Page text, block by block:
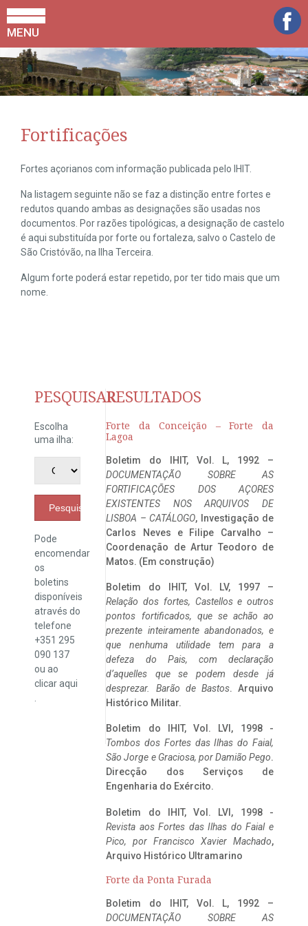
MENU
Fortificações
Fortes açorianos com informação publicada pelo IHIT.
Na listagem seguinte não se faz a distinção entre fortes e
redutos quando ambas as designações são usadas nos
documentos. Por razões tipológicas, a designação de castelo
é aqui substituída por forte ou fortaleza, salvo o Castelo de
São Cristóvão, na Ilha Terceira.
Algum forte poderá estar repetido, por ter tido mais que um
nome.
PESQUISAR
Escolha
uma ilha:
Pesquisar
Pode
encomendar
os
boletins
disponíveis
através do
telefone
+351 295
090 137
ou ao
clicaraqui
RESULTADOS
Forte da Conceição – Forte da
Lagoa
Boletim do IHIT, Vol. L, 1992 –
DOCUMENTAÇÃO SOBRE AS
FORTIFICAÇÕES DOS AÇORES
EXISTENTES NOS ARQUIVOS DE
LISBOA – CATÁLOGO, Investigação de
Carlos Neves e Filipe Carvalho –
Coordenação de Artur Teodoro de
Matos. (Em construção)
Boletim do IHIT, Vol. LV, 1997 –
Relação dos fortes, Castellos e outros
pontos fortificados, que se achão ao
prezente inteiramente abandonados, e
que nenhuma utilidade tem para a
defeza do Pais, com declaração
d’aquelles que se podem desde já
desprezar. Barão de Bastos. Arquivo
Histórico Militar.
Boletim do IHIT, Vol. LVI, 1998 -
Tombos dos Fortes das Ilhas do Faial,
São Jorge e Graciosa, por Damião Pego.
Direcção dos Serviços de
Engenharia do Exército.
Boletim do IHIT, Vol. LVI, 1998 -
Revista aos Fortes das Ilhas do Faial e
Pico, por Francisco Xavier Machado,
Arquivo Histórico Ultramarino
Forte da Ponta Furada
Boletim do IHIT, Vol. L, 1992 –
DOCUMENTAÇÃO SOBRE AS